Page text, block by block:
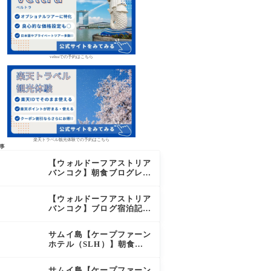
veltraでの予約はこちら
楽天トラベル観光体験での予約はこちら
【ウォルドーフアストリア
バンコク】朝食ブログレビ
ー&豊富なビュッフェを2
日間徹底レポ
【ウォルドーフアストリア
バンコク】ブログ宿泊記｜
ダイヤモンド特典まとめ
サムイ島【ケープファーン
ホテル（SLH）】朝食ブ
×至福のセミビュッフェを